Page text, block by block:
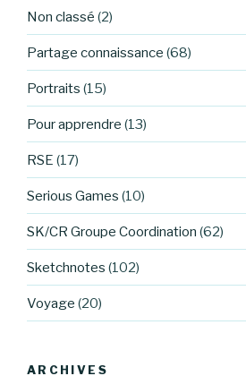
Non classé (2)
Partage connaissance (68)
Portraits (15)
Pour apprendre (13)
RSE (17)
Serious Games (10)
SK/CR Groupe Coordination (62)
Sketchnotes (102)
Voyage (20)
ARCHIVES